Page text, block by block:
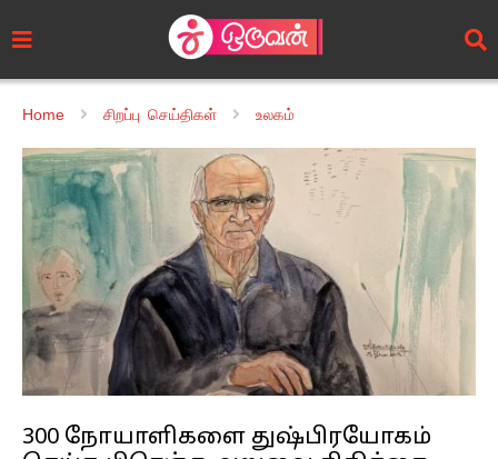
Home சிறப்பு செய்திகள் உலகம்
300 நோயாளிகளை துஷ்பிரயோகம்